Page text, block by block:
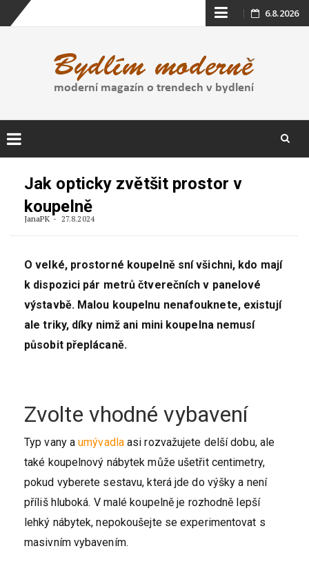
Skip
content
6.8.2026
Jak opticky zvětšit prostor v
koupelně
JanaPK 27.8.2024
O velké, prostorné koupelně sní všichni, kdo mají
k dispozici pár metrů čtverečních v panelové
výstavbě. Malou koupelnu nenafouknete, existují
ale triky, díky nimž ani mini koupelna nemusí
působit přeplácaně.
Zvolte vhodné vybavení
Typ vany aumývadlaasi rozvažujete delší dobu, ale
také koupelnový nábytek může ušetřit centimetry,
pokud vyberete sestavu, která jde do výšky a není
příliš hluboká. V malé koupelně je rozhodně lepší
lehký nábytek, nepokoušejte se experimentovat s
masivním vybavením.